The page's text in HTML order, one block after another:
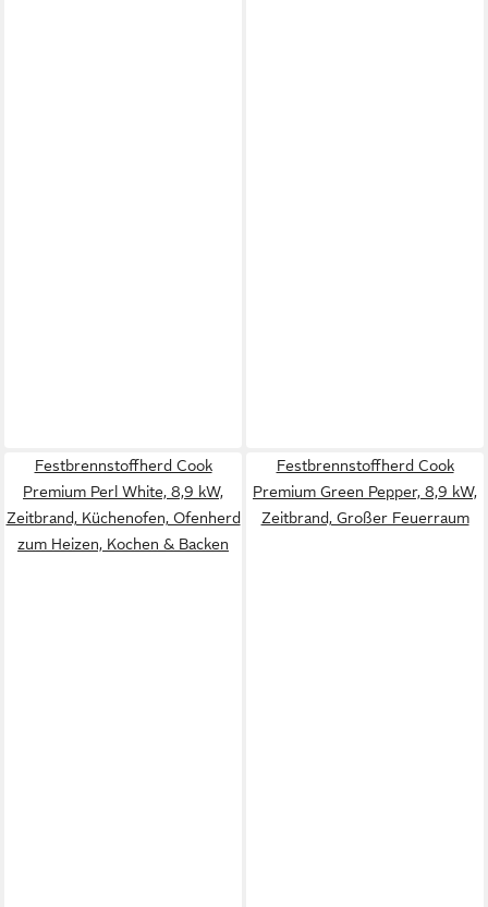
Festbrennstoffherd Cook
Premium Perl White, 8,9 kW,
Zeitbrand, Küchenofen, Ofenherd
zum Heizen, Kochen & Backen
Festbrennstoffherd Cook
Premium Green Pepper, 8,9 kW,
Zeitbrand, Großer Feuerraum